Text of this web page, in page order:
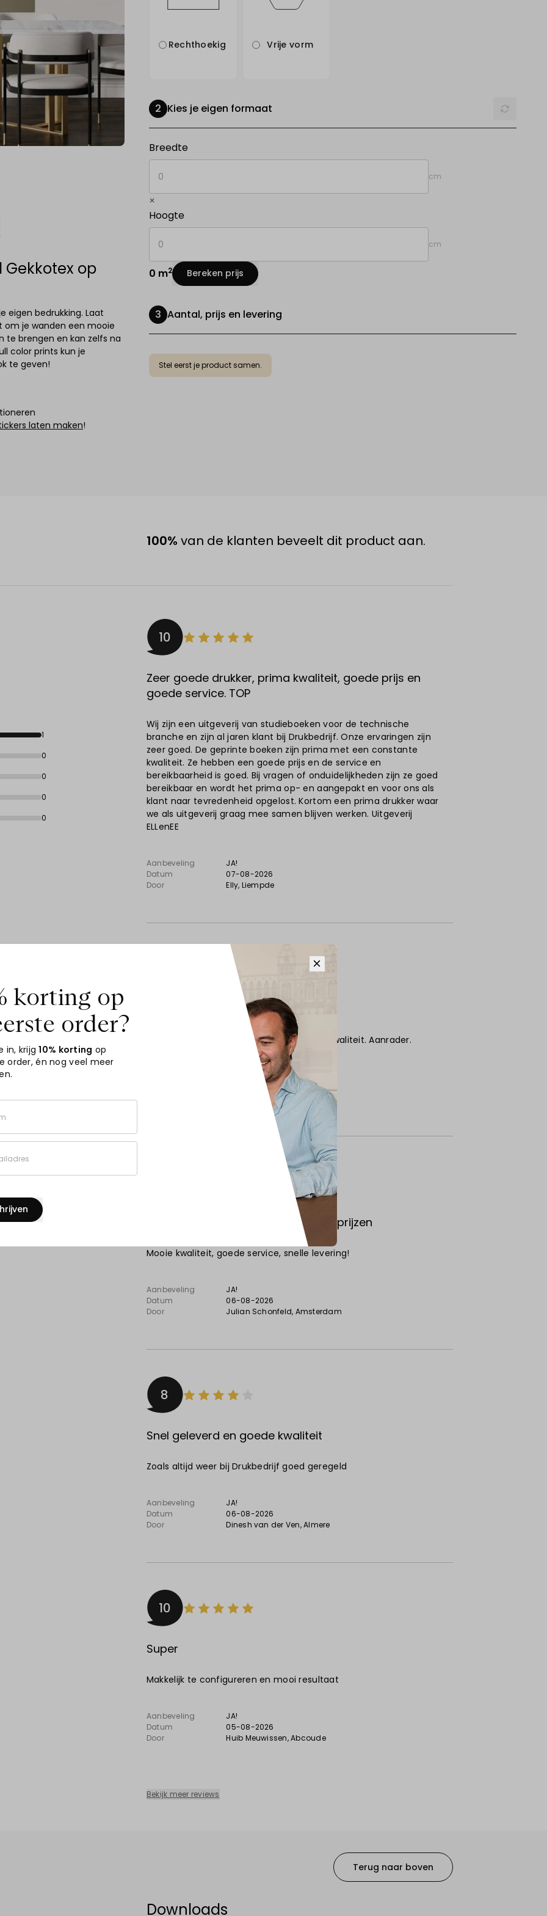
Gekkotex op
eigen bedrukking. Laat
je wanden een mooie
te brengen en kan zelfs na
color prints kun je
te geven!
laten maken!
Rechthoekig Vrije vorm
Kies je eigen formaat Reset
Breedte
cm
×
Hoogte
cm
0 m2 Bereken prijs
Aantal, prijs en levering
Stel eerst je product samen.
100% van de klanten beveelt dit product aan.
1
0
0
0
0
10
Zeer goede drukker, prima kwaliteit, goede prijs en
goede service. TOP
Wij zijn een uitgeverij van studieboeken voor de technische
branche en zijn al jaren klant bij Drukbedrijf. Onze ervaringen zijn
zeer goed. De geprinte boeken zijn prima met een constante
kwaliteit. Ze hebben een goede prijs en de service en
bereikbaarheid is goed. Bij vragen of onduidelijkheden zijn ze goed
bereikbaar en wordt het prima op- en aangepakt en voor ons als
klant naar tevredenheid opgelost. Kortom een prima drukker waar
we als uitgeverij graag mee samen blijven werken. Uitgeverij
ELLenEE
Aanbeveling
JA!
Datum
07-08-2026
Door
Elly, Liempde
Snel en volgens afspraak geleverd. Puike kwaliteit. Aanrader.
06-08-2026
, Leiden
Perfecte service, goede kwaliteit & prijzen
Mooie kwaliteit, goede service, snelle levering!
Aanbeveling
JA!
Datum
06-08-2026
Door
Julian Schonfeld, Amsterdam
8
Snel geleverd en goede kwaliteit
Zoals altijd weer bij Drukbedrijf goed geregeld
Aanbeveling
JA!
Datum
06-08-2026
Door
Dinesh van der Ven, Almere
10
Super
Makkelijk te configureren en mooi resultaat
Aanbeveling
JA!
Datum
05-08-2026
Door
Huib Meuwissen, Abcoude
Bekijk meer reviews
Terug naar boven
Downloads
korting op
order?
in, krijg10% korting op
order, én nog veel meer